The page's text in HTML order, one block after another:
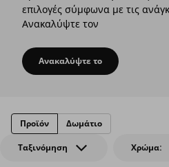
επιλογές σύμφωνα με τις
Ανακαλύψτε τον
Ανακαλύψτε το
Ταξινόμηση Χρώμα:
Προϊόν Δωμάτιο